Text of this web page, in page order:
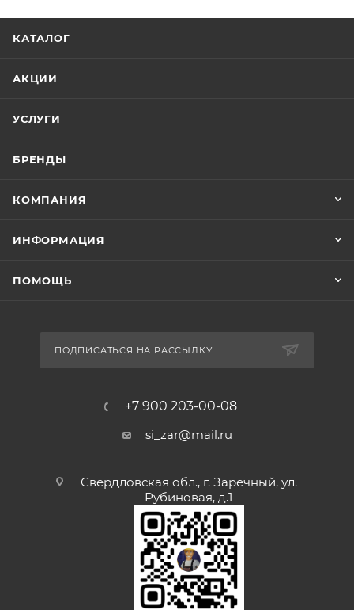
КАТАЛОГ
АКЦИИ
УСЛУГИ
БРЕНДЫ
КОМПАНИЯ
ИНФОРМАЦИЯ
ПОМОЩЬ
ПОДПИСАТЬСЯ НА РАССЫЛКУ
+7 900 203-00-08
si_zar@mail.ru
Свердловская обл., г. Заречный, ул.
Рубиновая, д.1